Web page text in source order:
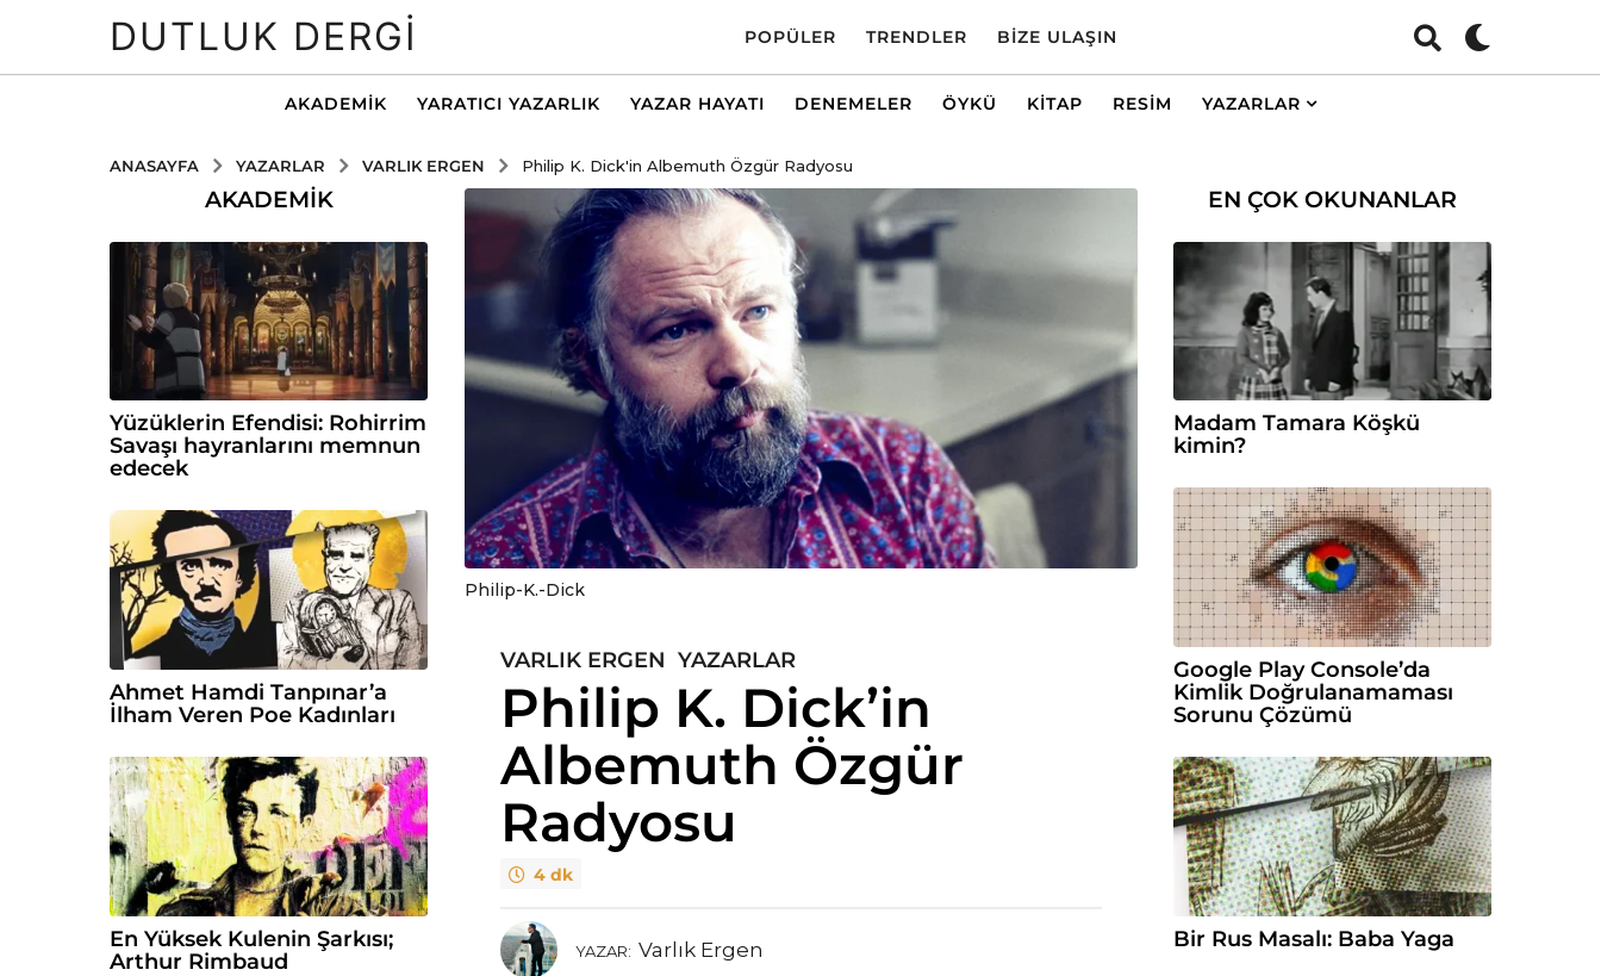
DUTLUK DERGI POPÜLER TRENDLER BIZE ULAŞIN
AKADEMIK YARATICI YAZARLIK YAZAR HAYATI DENEMELER ÖYKÜ KITAP RESIM YAZARLAR
ANASAYFA YAZARLAR VARLIK ERGEN Philip K. Dick'in Albemuth Özgür Radyosu
Philip-K.-Dick
6
y
ö
n
6
ı
VARLIK ERGEN ,YAZARLAR
Philip K. Dick’in
Albemuth Özgür
Radyosu
4 dk
YAZAR: Varlık Ergen
AKADEMIK
Yüzüklerin Efendisi: Rohirrim
Savaşı hayranlarını memnun
edecek
Ahmet Hamdi Tanpınar’a
İlham Veren Poe Kadınları
En Yüksek Kulenin Şarkısı;
Arthur Rimbaud
EN ÇOK OKUNANLAR
Madam Tamara Köşkü
kimin?
Google Play Console’da
Kimlik Doğrulanamaması
Sorunu Çözümü
Bir Rus Masalı: Baba Yaga